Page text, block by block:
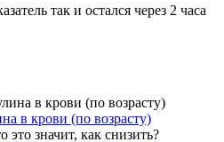
так и остался через 2 часа
в крови (по возрасту)